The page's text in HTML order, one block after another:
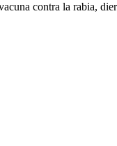
contra la rabia,